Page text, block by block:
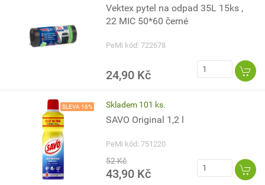
Vektex pytel na odpad 35L 15ks ,
22 MIC 50*60 černé
PeMi kód: 722678
24,90 Kč
SLEVA 16% Skladem 101 ks.
SAVO Original 1,2 l
PeMi kód: 751220
52 Kč
43,90 Kč